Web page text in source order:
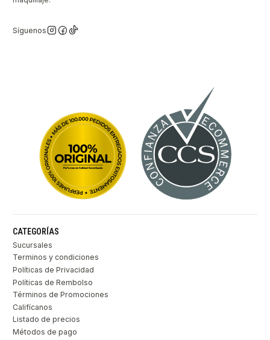
Síguenos
CATEGORÍAS
Sucursales
Terminos y condiciones
Políticas de Privacidad
Políticas de Rembolso
Términos de Promociones
Califícanos
Listado de precios
Métodos de pago